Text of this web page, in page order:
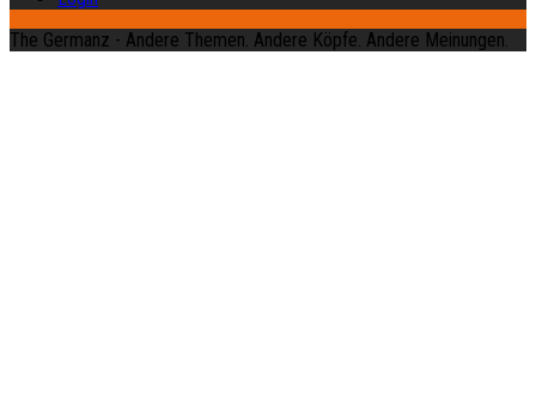
The Germanz - Andere Themen. Andere Köpfe. Andere Meinungen.